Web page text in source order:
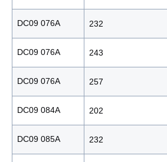
DC09 076A 232
DC09 076A 243
DC09 076A 257
DC09 084A 202
DC09 085A 232